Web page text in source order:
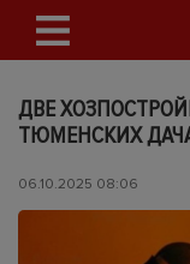
ДВЕ
ТЮМЕНСКИХ
06.10.2025 08:06